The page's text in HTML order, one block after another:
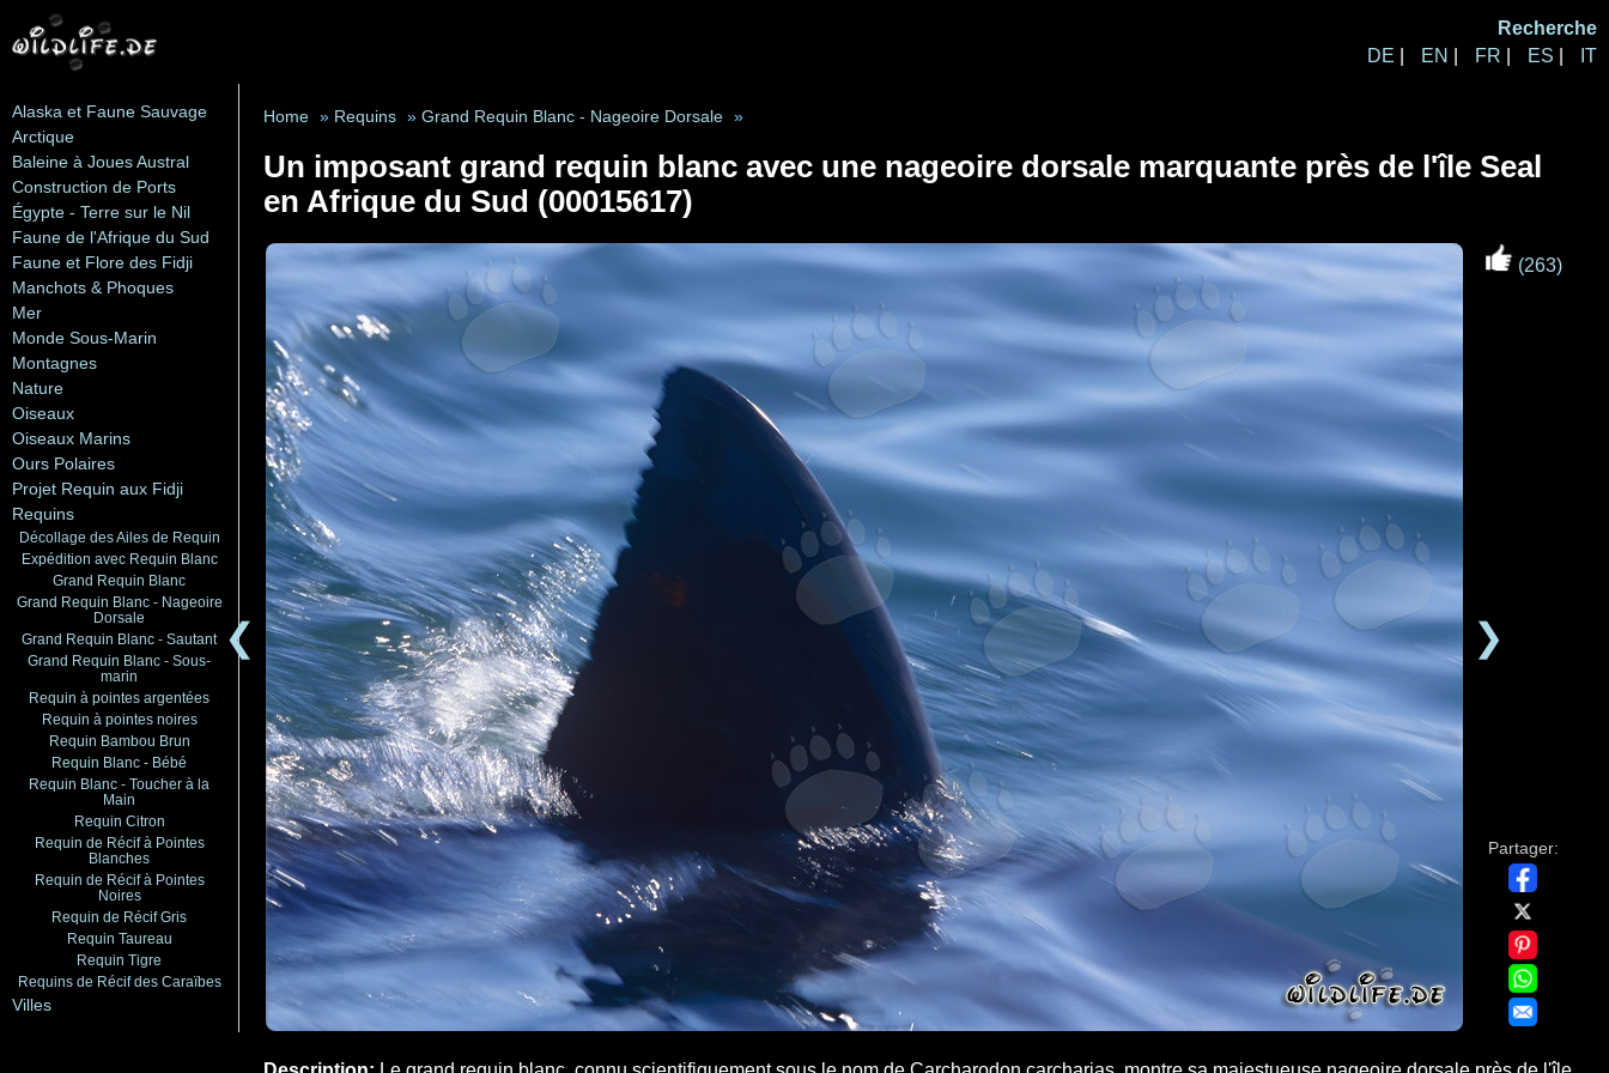
Recherche
DE
EN FR ES IT
Alaska et Faune Sauvage
Arctique
Baleine à Joues Austral
Construction de Ports
Égypte - Terre sur le Nil
Faune de l'Afrique du Sud
Faune et Flore des Fidji
Manchots & Phoques
Mer
Monde Sous-Marin
Montagnes
Nature
Oiseaux
Oiseaux Marins
Ours Polaires
Projet Requin aux Fidji
Requins
Décollage des Ailes de Requin
Expédition avec Requin Blanc
Grand Requin Blanc
Grand Requin Blanc - Nageoire
Dorsale
Grand Requin Blanc - Sautant
Grand Requin Blanc - Sous-
marin
Requin à pointes argentées
Requin à pointes noires
Requin Bambou Brun
Requin Blanc - Bébé
Requin Blanc - Toucher à la
Main
Requin Citron
Requin de Récif à Pointes
Blanches
Requin de Récif à Pointes
Noires
Requin de Récif Gris
Requin Taureau
Requin Tigre
Requins de Récif des Caraïbes
Villes
Home » Requins » Grand Requin Blanc - Nageoire Dorsale »
Un imposant grand requin blanc avec une nageoire dorsale marquante près de l'île Seal
en Afrique du Sud (00015617)
❮ ❯
(263)
Partager: